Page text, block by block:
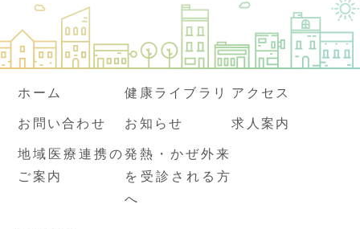
ホーム 健康ライブラリ アクセス
お問い合わせ お知らせ 求人案内
地域医療連携の
ご案内
発熱・かぜ外来
を受診される方
へ